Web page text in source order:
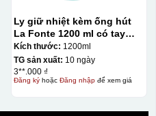
Ly giữ nhiệt kèm ống hút
La Fonte 1200 ml có tay
cầm – 012317
Kích thước: 1200ml
TG sản xuất: 10 ngày
3**.000 ₫
Đăng kýhoặc Đăng nhậpđể xem giá